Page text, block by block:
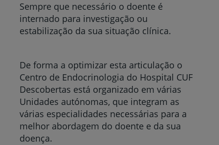
Sempre que necessário o doente é
internado para investigação ou
estabilização da sua situação clínica.
De forma a optimizar esta articulação o
Centro de Endocrinologia do Hospital CUF
Descobertas está organizado em várias
Unidades autónomas, que integram as
várias especialidades necessárias para a
melhor abordagem do doente e da sua
doença.